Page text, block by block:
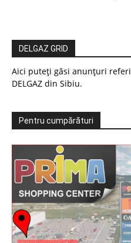
DELGAZ GRID
Aici puteți găsi anunțuri
DELGAZ din Sibiu.
Pentru cumpărături